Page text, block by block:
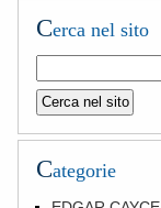
Cerca nel sito
Categorie